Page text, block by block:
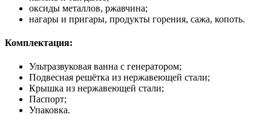
оксиды металлов, ржавчина;
нагары и пригары, продукты горения, сажа, копоть.
Комплектация:
Ультразвуковая ванна с генератором;
Подвесная решётка из нержавеющей стали;
Крышка из нержавеющей стали;
Паспорт;
Упаковка.